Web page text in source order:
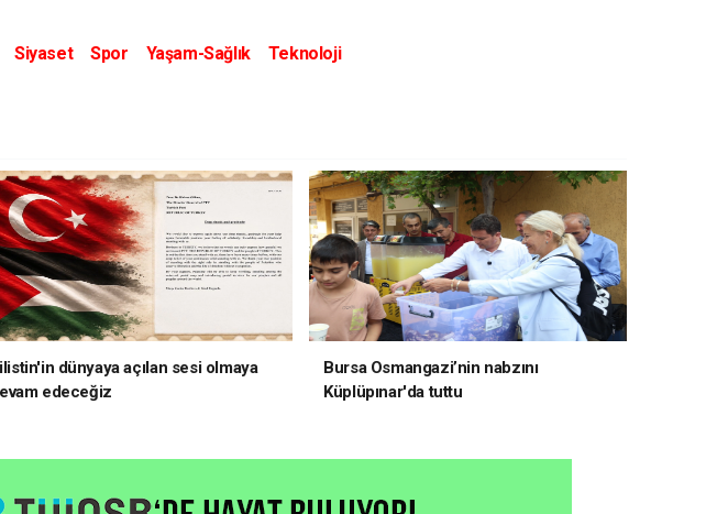
Siyaset Spor Yaşam-Sağlık
Teknoloji
dünyaya açılan sesi olmaya
edeceğiz
Bursa Osmangazi’nin nabzını
Küplüpınar'da tuttu